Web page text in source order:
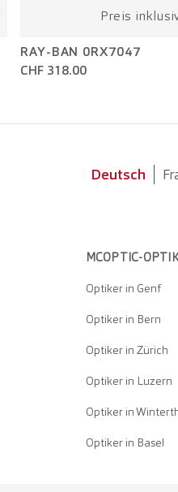
Preis
RAY-BAN 0RX7047
CHF 318.00
Deutsch
MCOPTIC-
Optiker in Genf
Optiker in Bern
Optiker in Zürich
Optiker in Luzern
Optiker in
Optiker in Basel